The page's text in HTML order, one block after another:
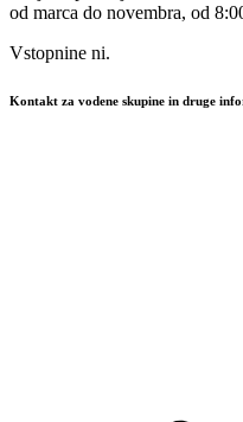
od marca do novembra, od
Vstopnine ni.
Kontakt za vodene skupine in druge